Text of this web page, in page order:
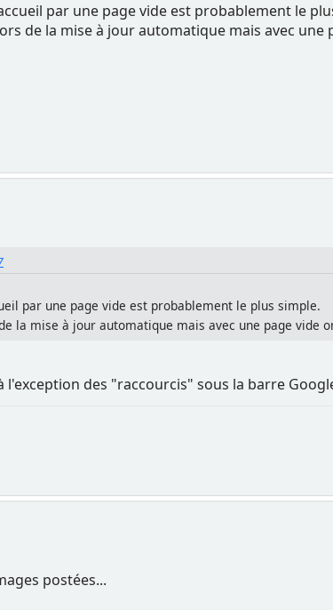
par une page vide est probablement le
de la mise à jour automatique mais avec une
par une page vide est probablement le plus simple.
la mise à jour automatique mais avec une page vide
des "raccourcis" sous la barre
postées...